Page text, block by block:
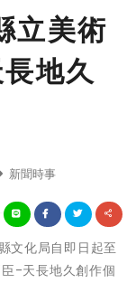
立美術
地久
新聞時事
文化局自即日起至
-天長地久創作個